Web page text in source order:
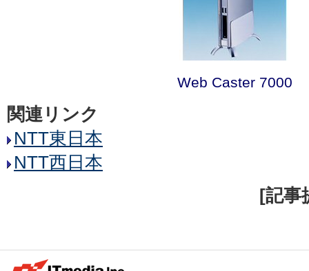
Web Caster 7000
関連リンク
NTT東日本
NTT西日本
[記事